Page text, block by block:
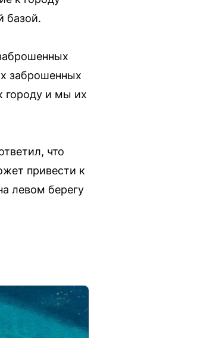
базой.
заброшенных
городу и мы их
что
привести к
левом берегу